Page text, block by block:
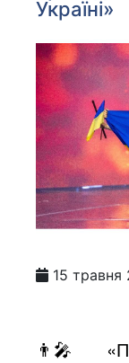
Україні»
15 травня
👨‍🎤